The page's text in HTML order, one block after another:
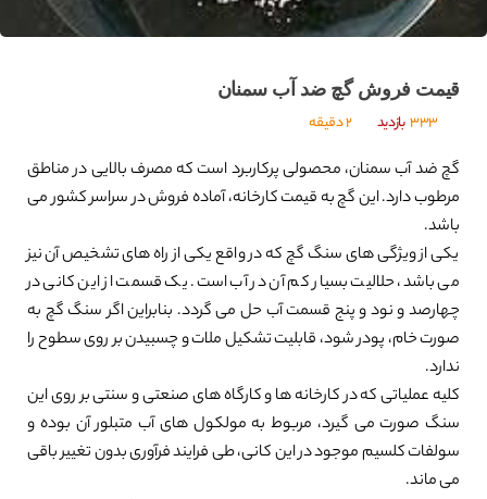
قیمت فروش گچ ضد آب سمنان
333بازدید 2 دقیقه
گچ ضد آب سمنان، محصولی پرکاربرد است که مصرف بالایی در مناطق
مرطوب دارد. این گچ به قیمت کارخانه، آماده فروش در سراسر کشور می
باشد.
یکی از ویژگی های سنگ گچ که در واقع یکی از راه های تشخیص آن نیز
می باشد، حلالیت بسیار کم آن در آب است. یک قسمت از این کانی در
چهارصد و نود و پنج قسمت آب حل می گردد. بنابراین اگر سنگ گچ به
صورت خام، پودر شود، قابلیت تشکیل ملات و چسبیدن بر روی سطوح را
ندارد.
کلیه عملیاتی که در کارخانه ها و کارگاه های صنعتی و سنتی بر روی این
سنگ صورت می گیرد، مربوط به مولکول های آب متبلور آن بوده و
سولفات کلسیم موجود در این کانی، طی فرایند فرآوری بدون تغییر باقی
می ماند.